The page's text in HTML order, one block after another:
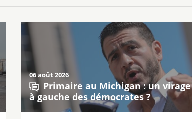
06 août 2026
Primaire au Michigan : un virage
à gauche des démocrates ?